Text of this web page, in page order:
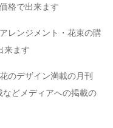
格で出来ます
レンジメント・花束の購
来ます
のデザイン満載の月刊
どメディアへの掲載の